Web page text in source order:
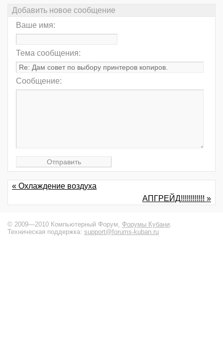
Добавить новое сообщение
Ваше имя:
Тема сообщения:
Сообщение:
« Охлаждение воздуха
АПГРЕЙД!!!!!!!!!!!! »
© 2009—2010 Компьютерный Форум, Форумы Кубани.
Техническая поддержка: support@forums-kuban.ru